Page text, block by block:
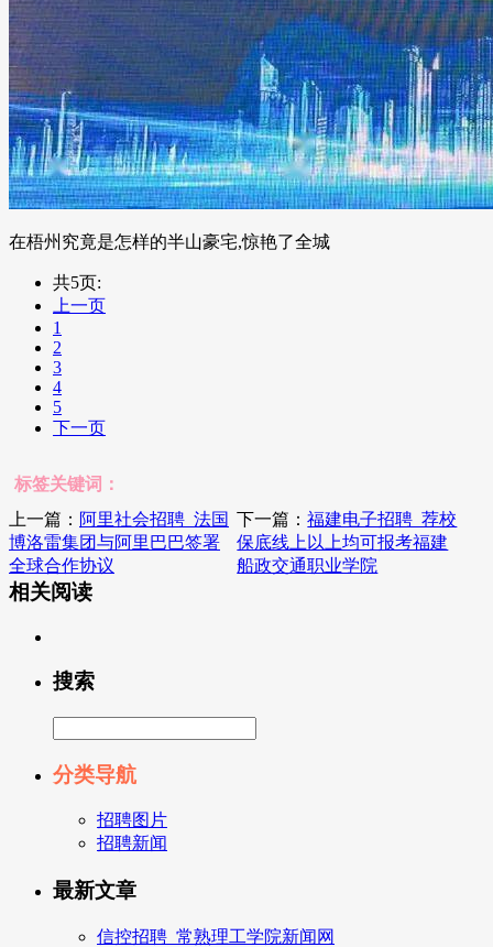
在梧州究竟是怎样的半山豪宅,惊艳了全城
共5页:
上一页
1
2
3
4
5
下一页
标签关键词：
上一篇： 阿里社会招聘_法国
博洛雷集团与阿里巴巴签署
全球合作协议
下一篇：福建电子招聘_荐校
保底线上以上均可报考福建
船政交通职业学院
相关阅读
搜索
分类导航
招聘图片
招聘新闻
最新文章
信控招聘_常熟理工学院新闻网